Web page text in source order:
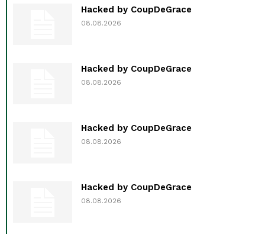
Hacked by CoupDeGrace
08.08.2026
Hacked by CoupDeGrace
08.08.2026
Hacked by CoupDeGrace
08.08.2026
Hacked by CoupDeGrace
08.08.2026